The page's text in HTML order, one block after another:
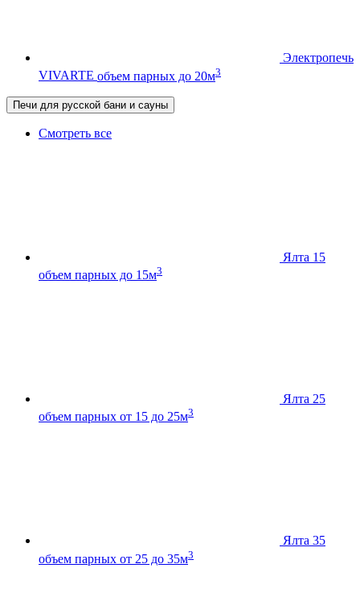
Электропечь
VIVARTE объем парных до 20м3
Печи для русской бани и сауны
Смотреть все
Ялта 15
объем парных до 15м3
Ялта 25
объем парных от 15 до 25м3
Ялта 35
объем парных от 25 до 35м3